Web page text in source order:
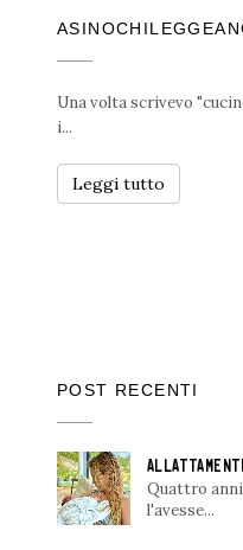
Una volta scrivevo
i...
Leggi tutto
POST RECENTI
Quattro
l'avesse...